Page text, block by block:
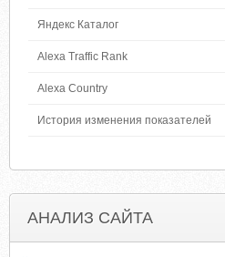
Яндекс Каталог
Alexa Traffic Rank
Alexa Country
История изменения показателей
АНАЛИЗ САЙТА